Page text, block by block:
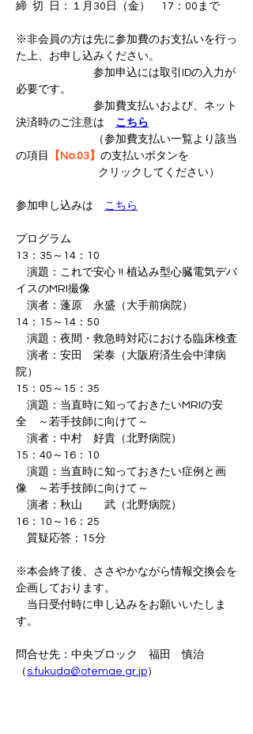
締 切 日：１月30日（金）　17：00まで
※非会員の方は先に参加費のお支払いを行っ
た上、お申し込みください。
参加申込には取引IDの入力が
必要です。
参加費支払いおよび、ネット
決済時のご注意は こちら
（参加費支払い一覧より該当
の項目
【No.03】 の支払いボタンを
クリックしてください）
参加申し込みは こちら
プログラム
13：35～14：10
演題：これで安心 !! 植込み型心臓電気デバ
イスのMRI撮像
演者：蓬原　永盛（大手前病院）
14：15～14：50
演題：夜間・救急時対応における臨床検査
演者：安田　栄泰（大阪府済生会中津病
院）
15：05～15：35
演題：当直時に知っておきたいMRIの安
全　～若手技師に向けて～
演者：中村　好貴（北野病院）
15：40～16：10
演題：当直時に知っておきたい症例と画
像　～若手技師に向けて～
演者：秋山　　武（北野病院）
16：10～16：25
質疑応答：15分
※本会終了後、ささやかながら情報交換会を
企画しております。
当日受付時に申し込みをお願いいたしま
す。
問合せ先：中央ブロック　福田　慎治
（ s.fukuda@otemae.gr.jp）